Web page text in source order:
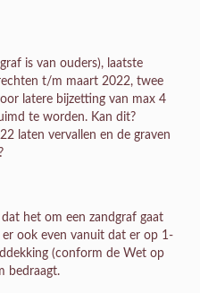
is van ouders), laatste
t/m maart 2022, twee
latere bijzetting van max 4
te worden. Kan dit?
laten vervallen en de graven
dat het om een zandgraf gaat
ook even vanuit dat er op 1-
(conform de Wet op
bedraagt.